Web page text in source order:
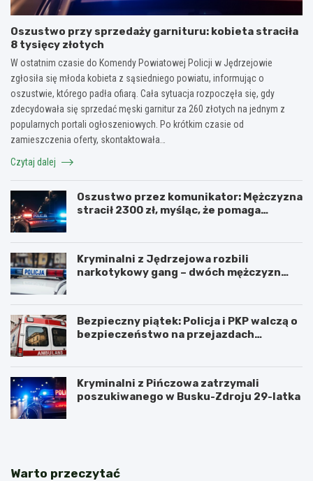
Oszustwo przy sprzedaży garnituru: kobieta straciła
8 tysięcy złotych
W ostatnim czasie do Komendy Powiatowej Policji w Jędrzejowie
zgłosiła się młoda kobieta z sąsiedniego powiatu, informując o
oszustwie, którego padła ofiarą. Cała sytuacja rozpoczęła się, gdy
zdecydowała się sprzedać męski garnitur za 260 złotych na jednym z
popularnych portali ogłoszeniowych. Po krótkim czasie od
zamieszczenia oferty, skontaktowała…
Czytaj dalej
Oszustwo przez komunikator: Mężczyzna
stracił 2300 zł, myśląc, że pomaga
Kryminalni z Jędrzejowa rozbili
narkotykowy gang – dwóch mężczyzn
Bezpieczny piątek: Policja i PKP walczą o
bezpieczeństwo na przejazdach
Kryminalni z Pińczowa zatrzymali
poszukiwanego w Busku-Zdroju 29-latka
Warto przeczytać